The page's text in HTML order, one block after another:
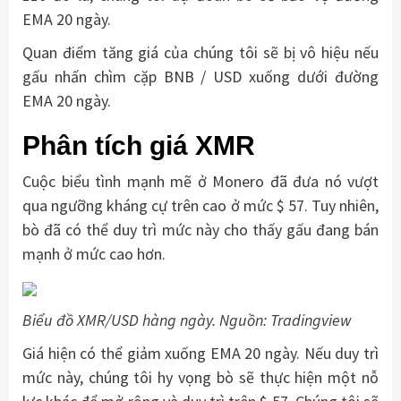
EMA 20 ngày.
Quan điểm tăng giá của chúng tôi sẽ bị vô hiệu nếu
gấu nhấn chìm cặp BNB / USD xuống dưới đường
EMA 20 ngày.
Phân tích giá XMR
Cuộc biểu tình mạnh mẽ ở Monero đã đưa nó vượt
qua ngưỡng kháng cự trên cao ở mức $ 57. Tuy nhiên,
bò đã có thể duy trì mức này cho thấy gấu đang bán
mạnh ở mức cao hơn.
Biểu đồ XMR/USD hàng ngày. Nguồn: Tradingview
Giá hiện có thể giảm xuống EMA 20 ngày. Nếu duy trì
mức này, chúng tôi hy vọng bò sẽ thực hiện một nỗ